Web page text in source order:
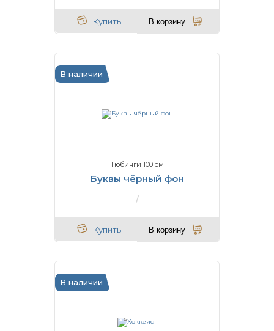
Купить В корзину
В наличии
Тюбинги 100 см
Буквы чёрный фон
Купить В корзину
В наличии